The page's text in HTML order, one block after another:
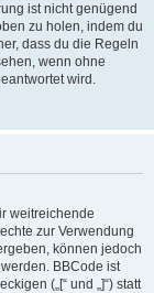
ist nicht genügend
zu holen, indem du
dass du die Regeln
wenn ohne
wird.
weitreichende
zur Verwendung
können jedoch
BBCode ist
(„[“ und „]“) statt